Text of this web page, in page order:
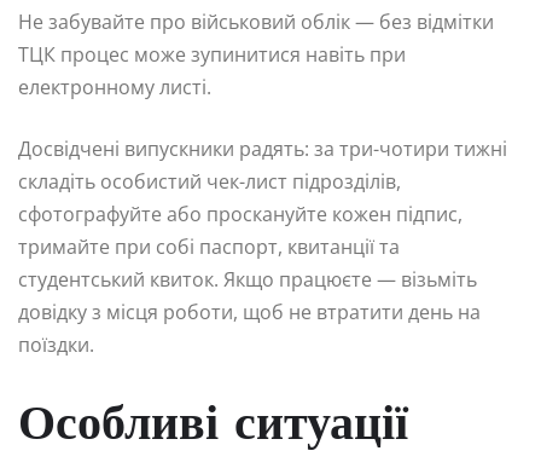
Не забувайте про військовий облік — без відмітки
ТЦК процес може зупинитися навіть при
електронному листі.
Досвідчені випускники радять: за три-чотири тижні
складіть особистий чек-лист підрозділів,
сфотографуйте або проскануйте кожен підпис,
тримайте при собі паспорт, квитанції та
студентський квиток. Якщо працюєте — візьміть
довідку з місця роботи, щоб не втратити день на
поїздки.
Особливі ситуації